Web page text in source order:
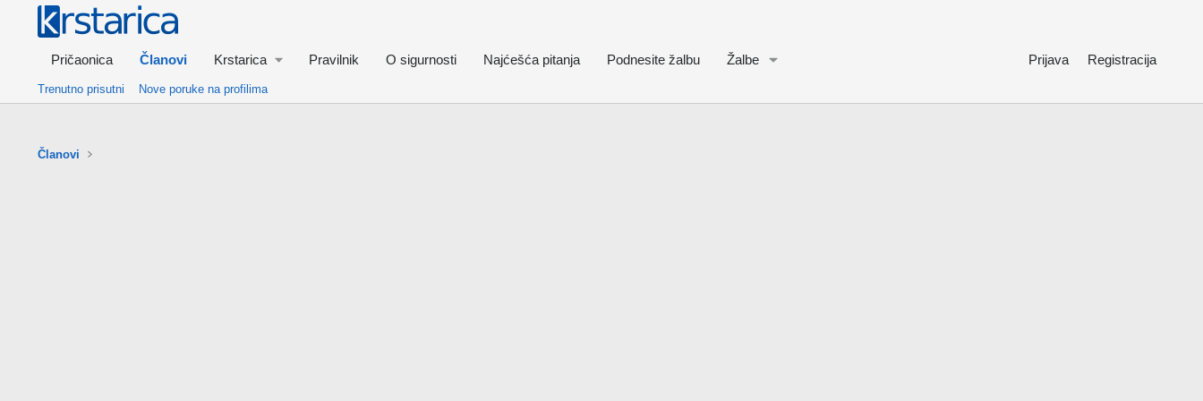
Pričaonica Članovi Krstarica Pravilnik O sigurnosti Najćešća pitanja Podnesite žalbu Žalbe Prijava Registracija
Trenutno prisutni Nove poruke na profilima
Članovi